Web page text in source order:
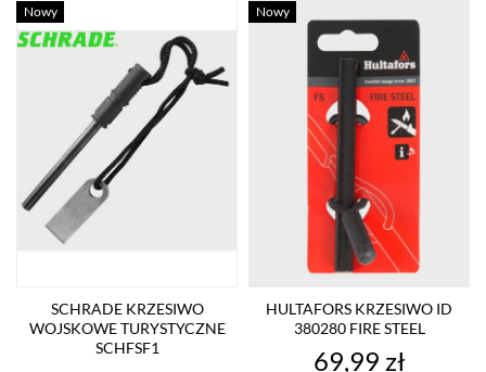
SCHRADE KRZESIWO
WOJSKOWE TURYSTYCZNE
SCHFSF1
Nowy
HULTAFORS KRZESIWO ID
380280 FIRE STEEL
Cena
69,99 zł
Nowy